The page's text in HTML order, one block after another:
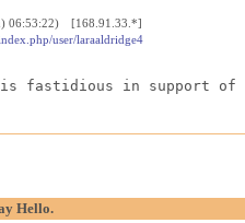
06:53:22) [168.91.33.*]
user/laraaldridge4
fastidious in support of
Hello.